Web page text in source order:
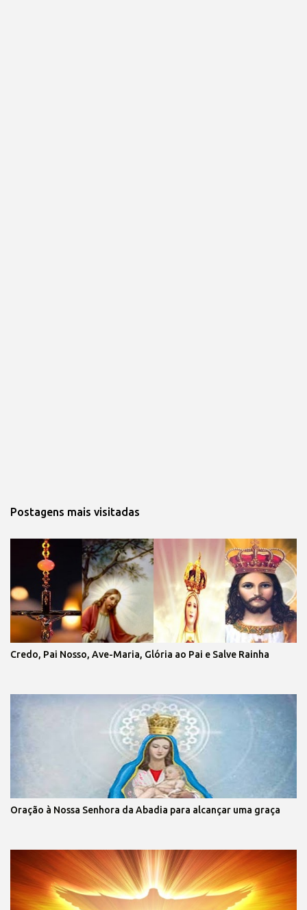
Postagens mais visitadas
Credo, Pai Nosso, Ave-Maria, Glória ao Pai e Salve Rainha
Oração à Nossa Senhora da Abadia para alcançar uma graça